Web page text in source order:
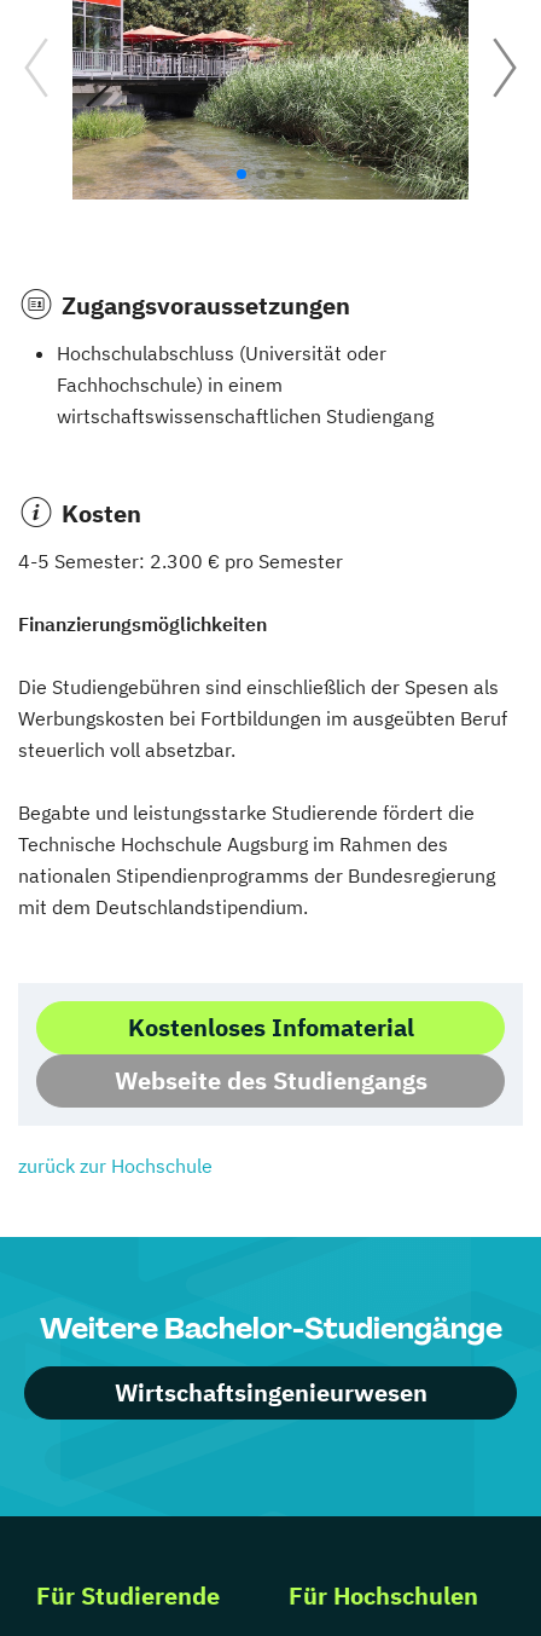
Zugangsvoraussetzungen
Hochschulabschluss (Universität oder
Fachhochschule) in einem
wirtschaftswissenschaftlichen Studiengang
Kosten
4-5 Semester: 2.300 € pro Semester
Finanzierungsmöglichkeiten
Die Studiengebühren sind einschließlich der Spesen als
Werbungskosten bei Fortbildungen im ausgeübten Beruf
steuerlich voll absetzbar.
Begabte und leistungsstarke Studierende fördert die
Technische Hochschule Augsburg im Rahmen des
nationalen Stipendienprogramms der Bundesregierung
mit dem Deutschlandstipendium.
Kostenloses Infomaterial
Webseite des Studiengangs
zurück zur Hochschule
Weitere Bachelor-Studiengänge
Wirtschaftsingenieurwesen
Für Studierende Für Hochschulen